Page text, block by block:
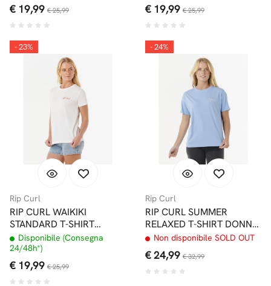
€ 19,99 € 25,99 € 19,99 € 25,99
- 23%
Rip Curl
RIP CURL WAIKIKI
STANDARD T-SHIRT
DONNA BONE
Disponibile (Consegna
24/48h*)
€ 19,99 € 25,99
- 24%
Rip Curl
RIP CURL SUMMER
RELAXED T-SHIRT DONNA
MID BLUE
Non disponibile SOLD OUT
€ 24,99 € 32,99